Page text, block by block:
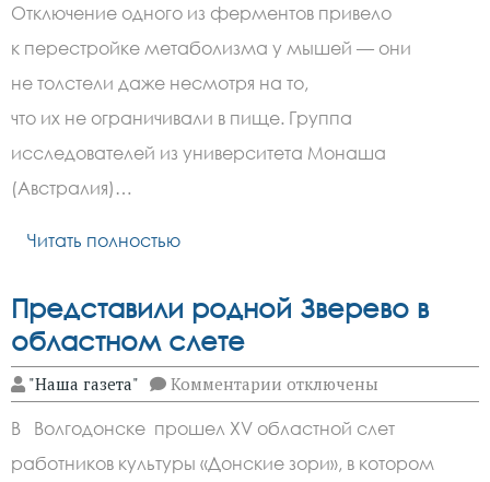
«выключатель»
набора
веса
Отключение одного из ферментов привело
к перестройке метаболизма у мышей — они
не толстели даже несмотря на то,
что их не ограничивали в пище. Группа
исследователей из университета Монаша
(Австралия)…
Читать полностью
Представили родной Зверево в
областном слете
"Наша газета" Комментарии к
записи
Представили
родной
Зверево
в
отключены
В Волгодонске прошел XV областной слет
работников культуры «Донские зори», в котором